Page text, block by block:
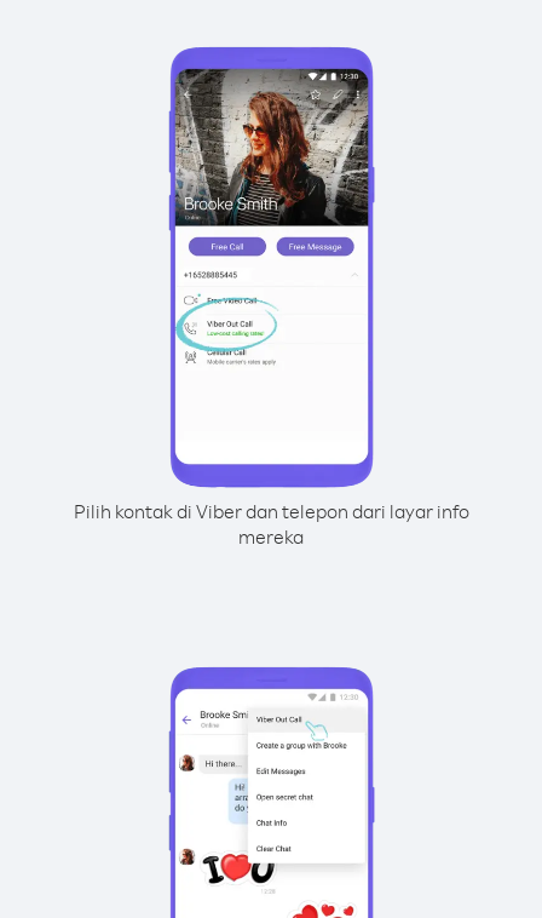
Pilih kontak di Viber dan telepon dari layar info
mereka